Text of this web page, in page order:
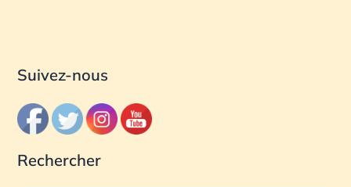
Suivez-nous
Rechercher